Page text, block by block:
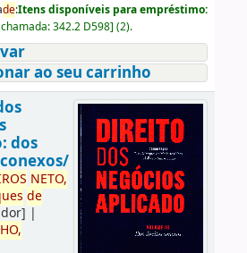
de:Itens disponíveis para empréstimo:
342.2 D598] (2).
ao seu carrinho
dos
NETO,
de
|